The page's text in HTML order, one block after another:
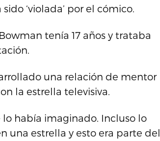
‘violada’ por el cómico.
tenía 17 años y trataba
una relación de mentor
la estrella televisiva.
había imaginado. Incluso lo
una estrella y esto era parte del